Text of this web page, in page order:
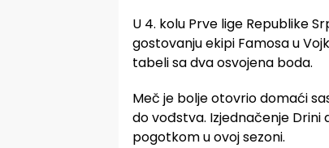
U 4. kolu Prve lige Republike
gostovanju ekipi Famosa u
tabeli sa dva osvojena boda.
Meč je bolje otovrio domaći
do vođstva. Izjednačenje Drini
pogotkom u ovoj sezoni.